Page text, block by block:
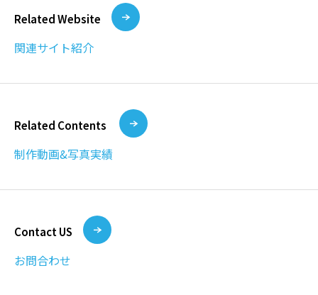
Related Website
関連サイト紹介
Related Contents
制作動画&写真実績
Contact US
お問合わせ